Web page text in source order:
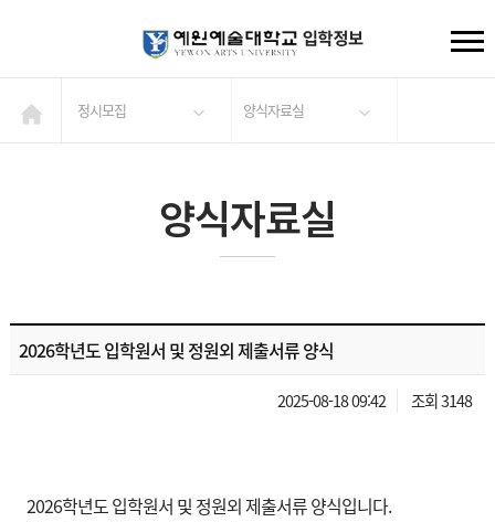
정시모집 양식자료실
양식자료실
2026학년도 입학원서 및 정원외 제출서류 양식
2025-08-18 09:42 조회 3148
2026학년도 입학원서 및 정원외 제출서류 양식입니다.